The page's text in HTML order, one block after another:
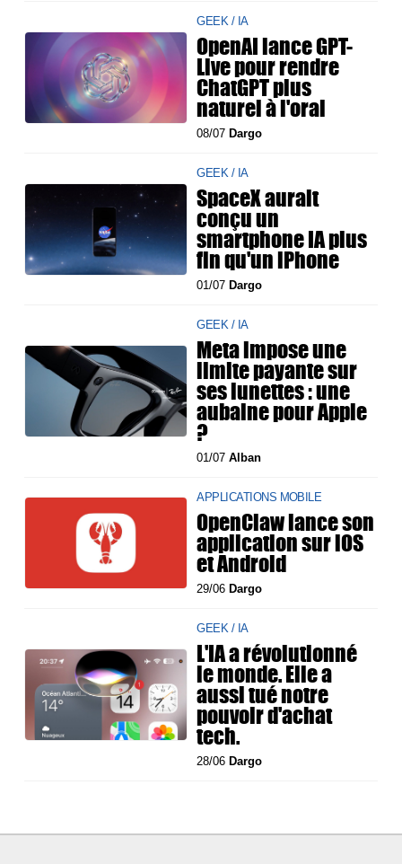
GEEK / IA
OpenAI lance GPT-
Live pour rendre
ChatGPT plus
naturel à l'oral
08/07 Dargo
GEEK / IA
SpaceX aurait
conçu un
smartphone IA plus
fin qu'un iPhone
01/07 Dargo
GEEK / IA
Meta impose une
limite payante sur
ses lunettes : une
aubaine pour Apple
?
01/07Alban
APPLICATIONS MOBILE
OpenClaw lance son
application sur iOS
et Android
29/06 Dargo
GEEK / IA
L'IA a révolutionné
le monde. Elle a
aussi tué notre
pouvoir d'achat
tech.
28/06 Dargo